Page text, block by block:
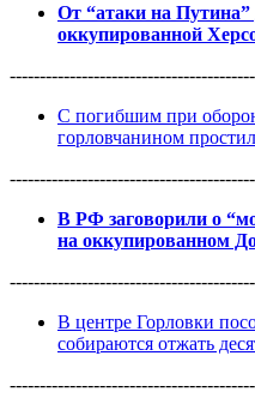
От “атаки на
оккупированной
С погибшим при
горловчанином
В РФ заговорили о
на оккупированном
В центре Горловки
собираются отжать